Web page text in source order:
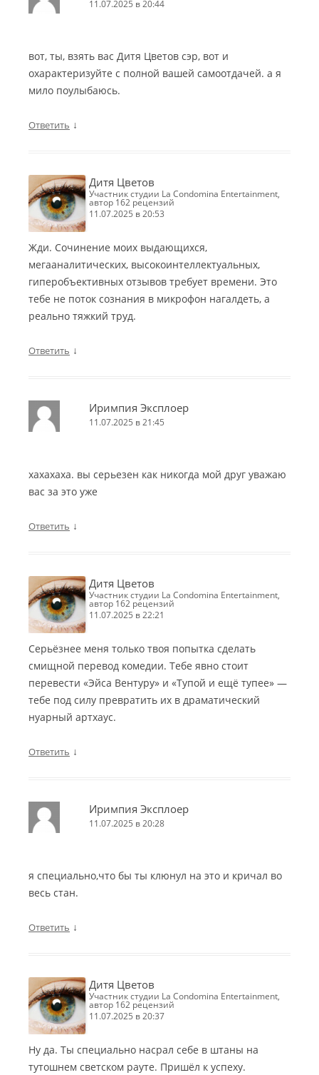
11.07.2025 в 20:44
вот, ты, взять вас Дитя Цветов сэр, вот и
охарактеризуйте с полной вашей самоотдачей. а я
мило поулыбаюсь.
Ответить ↓
Дитя Цветов
участник студии La Condomina Entertainment,
автор 162 рецензий
11.07.2025 в 20:53
Жди. Сочинение моих выдающихся,
мегааналитических, высокоинтеллектуальных,
гиперобъективных отзывов требует времени. Это
тебе не поток сознания в микрофон нагалдеть, а
реально тяжкий труд.
Ответить ↓
Иримпия Эксплоер
11.07.2025 в 21:45
хахахаха. вы серьезен как никогда мой друг уважаю
вас за это уже
Ответить ↓
Дитя Цветов
участник студии La Condomina Entertainment,
автор 162 рецензий
11.07.2025 в 22:21
Серьёзнее меня только твоя попытка сделать
смищной перевод комедии. Тебе явно стоит
перевести «Эйса Вентуру» и «Тупой и ещё тупее» —
тебе под силу превратить их в драматический
нуарный артхаус.
Ответить ↓
Иримпия Эксплоер
11.07.2025 в 20:28
я специально,что бы ты клюнул на это и кричал во
весь стан.
Ответить ↓
Дитя Цветов
участник студии La Condomina Entertainment,
автор 162 рецензий
11.07.2025 в 20:37
Ну да. Ты специально насрал себе в штаны на
тутошнем светском рауте. Пришёл к успеху.